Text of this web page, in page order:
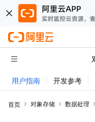
用户指南 开发参考
首页 对象存储 数据处理